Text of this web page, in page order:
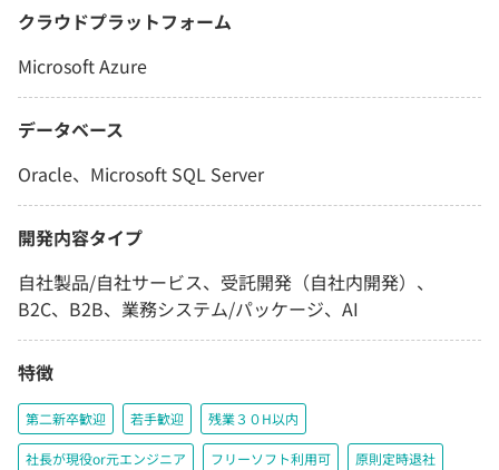
クラウドプラットフォーム
Microsoft Azure
データベース
Oracle、Microsoft SQL Server
開発内容タイプ
自社製品/自社サービス、受託開発（自社内開発）、
B2C、B2B、業務システム/パッケージ、AI
特徴
第二新卒歓迎 若手歓迎 残業３０H以内
社長が現役or元エンジニア フリーソフト利用可 原則定時退社